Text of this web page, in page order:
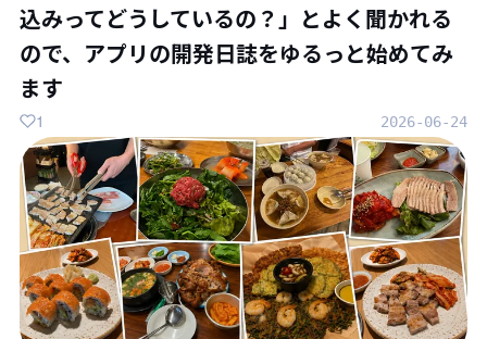
込みってどうしているの？」とよく聞かれる
ので、アプリの開発日誌をゆるっと始めてみ
ます
2026-06-24
1